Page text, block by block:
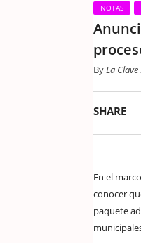
NOTAS
ByLa
SHARE
En el
conocer
paquete